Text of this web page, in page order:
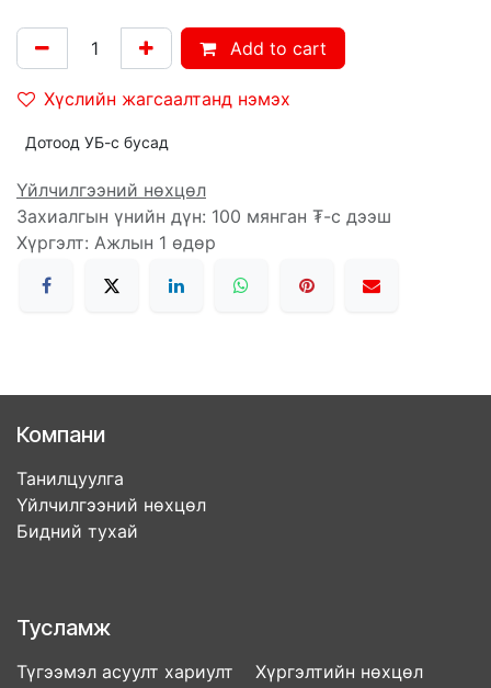
Add to cart
Хүслийн жагсаалтанд нэмэх
Дотоод УБ-с бусад
Үйлчилгээний нөхцөл
Захиалгын үнийн дүн: 100 мянган ₮-с дээш
Хүргэлт: Ажлын 1 өдөр
Компани
Танилцуулга
Үйлчилгээний нөхцөл
Бидний тухай
Тусламж
Түгээмэл асуулт хариулт Хүргэлтийн нөхцөл